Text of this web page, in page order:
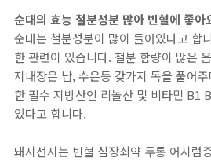
순대의 효능 철분성분 많아 빈혈에 좋아
순대는 철분성분이 많이 들어있다고 합
한 관련이 있습니다. 철분 함량이 많은
지내장은 납, 수은등 갖가지 독을 풀어
한 필수 지방산인 리놀산 및 비타민 B1
있다고 합니다.
돼지선지는 빈혈 심장쇠약 두통 어지럼